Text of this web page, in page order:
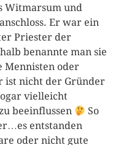
Witmarsum und
Er war ein
Priester der
benannte man sie
Mennisten oder
ist nicht der Gründer
vielleicht
beeinflussen
So
entstanden
oder nicht gute